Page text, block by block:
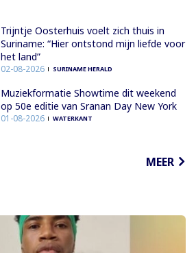
Trijntje Oosterhuis voelt zich thuis in
Suriname: “Hier ontstond mijn liefde voor
het land”
02-08-2026 SURINAME HERALD
Muziekformatie Showtime dit weekend
op 50e editie van Sranan Day New York
01-08-2026 WATERKANT
MEER